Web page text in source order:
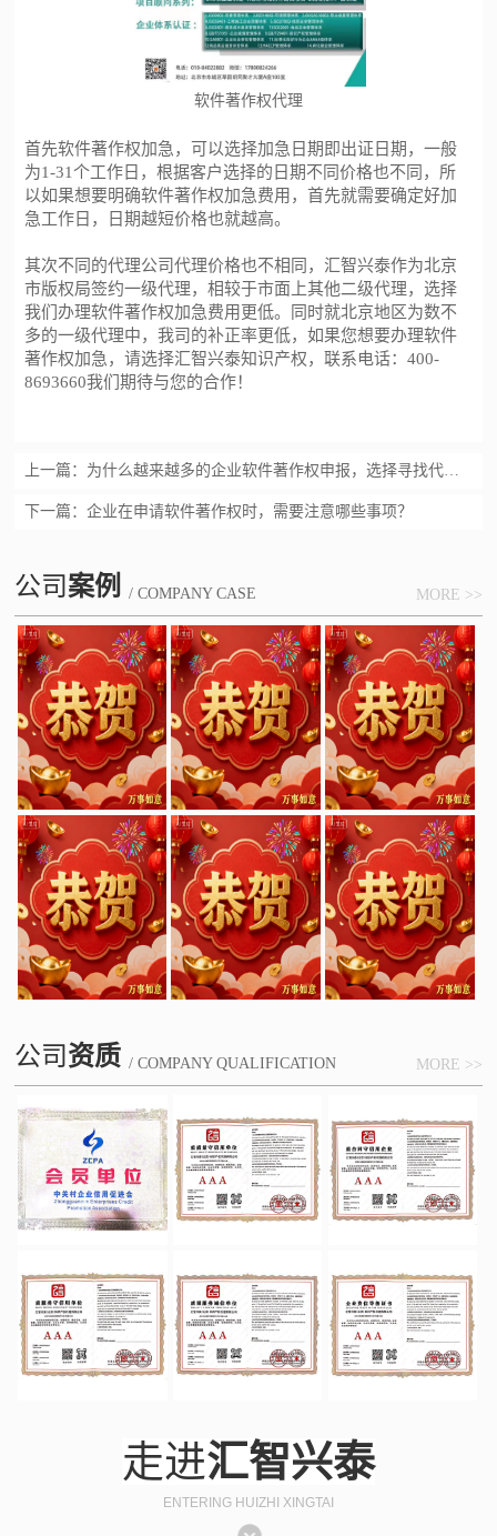
软件著作权代理
首先软件著作权加急，可以选择加急日期即出证日期，一般
为1-31个工作日，根据客户选择的日期不同价格也不同，所
以如果想要明确软件著作权加急费用，首先就需要确定好加
急工作日，日期越短价格也就越高。
其次不同的代理公司代理价格也不相同 ， 汇智兴泰作为北京
市版权局签约一级代理，相较于市面上其他二级代理，选择
我们 办理软件著作权加急费用更低。 同时就北京地区为数不
多的一级代理中，我司的补正率更低，如果您想要办理软件
著作权加急 ，请选择汇智兴泰知识产权，联系电话：400-
8693660我们期待与您的合作！
上一篇： 为什么越来越多的企业软件著作权申报，选择寻找代理公司
下一篇： 企业在申请软件著作权时，需要注意哪些事项？
公司案例 / COMPANY CASE MORE >>
公司资质 / COMPANY QUALIFICATION MORE >>
走进汇智兴泰
ENTERING HUIZHI XINGTAI